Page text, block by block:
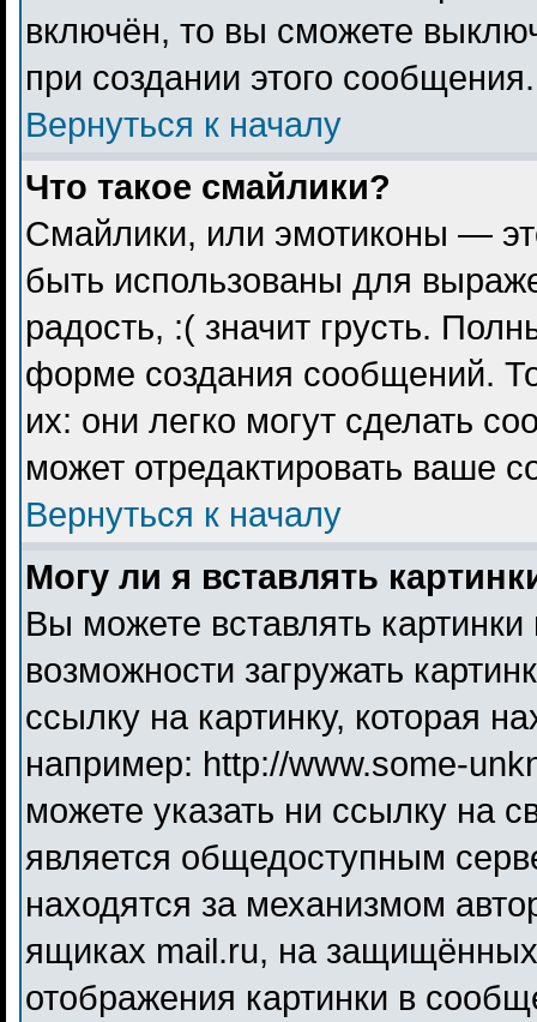
включён, то вы сможете
при создании этого сообщения.
Вернуться к началу
Что такое смайлики?
Смайлики, или эмотиконы —
быть использованы для
радость, :( значит грусть.
форме создания сообщений.
их: они легко могут сделать
может отредактировать ваше
Вернуться к началу
Могу ли я вставлять
Вы можете вставлять
возможности загружать
ссылку на картинку, которая
например: http://www.some-
можете указать ни ссылку на
является общедоступным
находятся за механизмом
ящиках mail.ru, на
отображения картинки в